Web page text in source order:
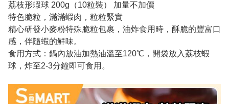
荔枝形蝦球 200g（10粒裝） 加量不加價
特色脆粒，滿滿蝦肉，粒粒緊實
精心研發小麥粉特殊脆粒包裹，油炸食用時，酥脆的豐富口
感，伴隨蝦的鮮味。
食用方式：鍋內放油加熱油溫至120℃，開袋放入荔枝蝦
球，炸至2-3分鐘即可食用。